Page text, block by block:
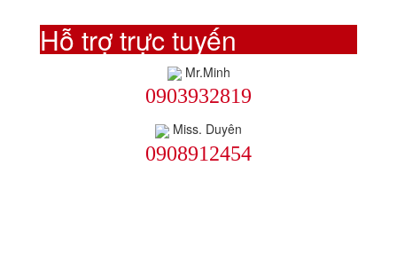
Hỗ trợ trực tuyến
Mr.Minh
0903932819
Miss. Duyên
0908912454